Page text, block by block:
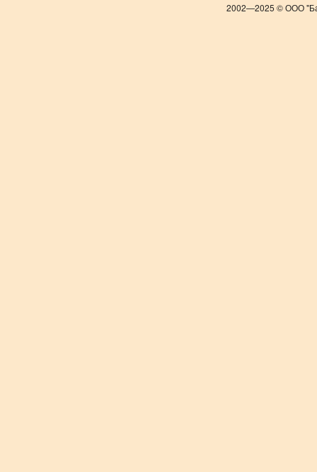
2002—2025 © ООО